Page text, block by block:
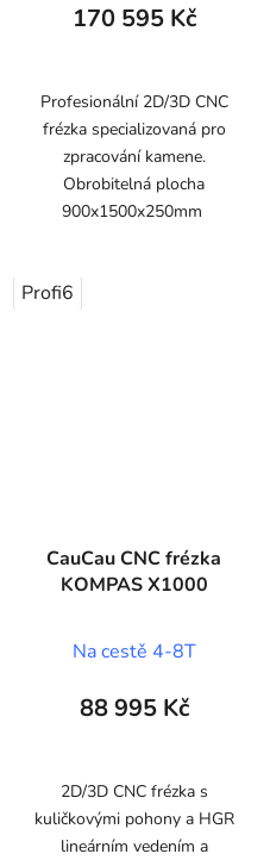
170 595 Kč
Profesionální 2D/3D CNC
frézka specializovaná pro
zpracování kamene.
Obrobitelná plocha
900x1500x250mm
Profi6
CauCau CNC frézka
KOMPAS X1000
Na cestě 4-8T
88 995 Kč
2D/3D CNC frézka s
kuličkovými pohony a HGR
lineárním vedením a